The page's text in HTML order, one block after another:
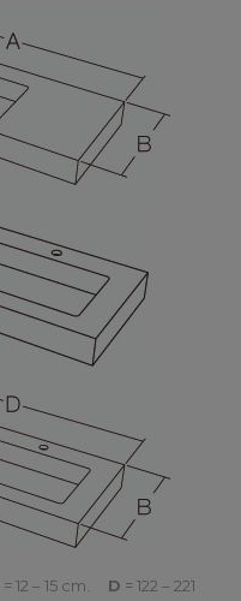
= 12 – 15 cm. D = 122 – 221